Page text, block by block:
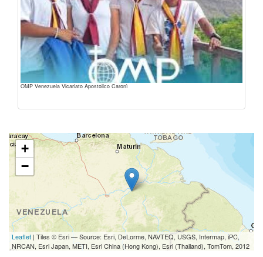
OMP Venezuela Vicariato Apostolico Caronì
+
−
Leaflet | Tiles © Esri — Source: Esri, DeLorme, NAVTEQ, USGS, Intermap, iPC,
NRCAN, Esri Japan, METI, Esri China (Hong Kong), Esri (Thailand), TomTom, 2012